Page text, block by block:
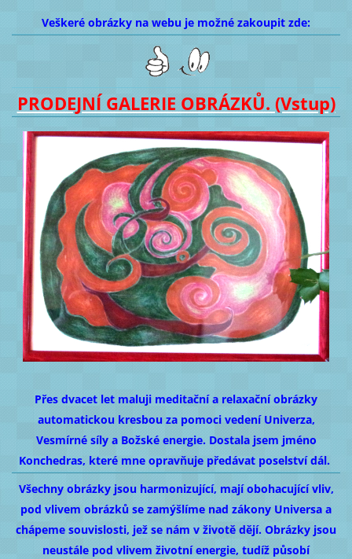
Veškeré obrázky na webu je možné zakoupit zde:
PRODEJNÍ GALERIE OBRÁZKŮ. (Vstup)
Přes dvacet let maluji meditační a relaxační obrázky
automatickou kresbou za pomoci vedení Univerza,
Vesmírné síly a Božské energie. Dostala jsem jméno
Konchedras, které mne opravňuje předávat poselství dál.
Všechny obrázky jsou harmonizující, mají obohacující vliv,
pod vlivem obrázků se zamýšlíme nad zákony Universa a
chápeme souvislosti, jež se nám v životě dějí. Obrázky jsou
neustále pod vlivem životní energie, tudíž působí